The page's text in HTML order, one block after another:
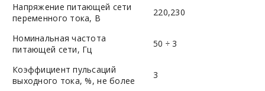
Напряжение питающей сети
переменного тока, В
220,230
Номинальная частота
питающей сети, Гц
50 ÷ 3
Коэффициент пульсаций
выходного тока, %, не более
3